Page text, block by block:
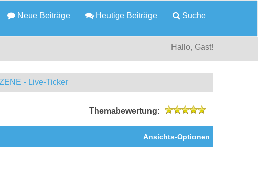
Neue Beiträge Heutige Beiträge Suche
Hallo, Gast!
- Live-Ticker
Themabewertung:
Ansichts-Optionen